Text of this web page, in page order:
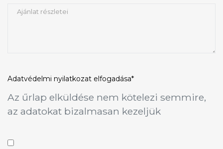
Adatvédelmi nyilatkozat elfogadása*
Az űrlap elküldése nem kötelezi semmire,
az adatokat bizalmasan kezeljük